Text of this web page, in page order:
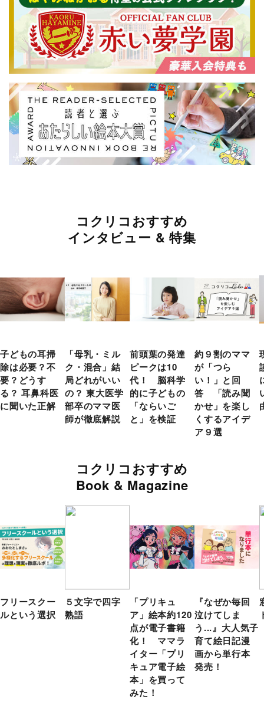
コクリコおすすめ
インタビュー & 特集
子どもの耳掃
除は必要？不
要？どうす
る？ 耳鼻科医
に聞いた正解
「母乳・ミル
ク・混合」結
局どれがいい
の？ 東大医学
部卒のママ医
師が徹底解説
前頭葉の発達
ピークは10
代！ 脳科学
的に子どもの
「ならいご
と」を検証
約９割のママ
が「つら
い！」と回
答 「読み聞
かせ」を楽し
くするアイデ
ア９選
コクリコおすすめ
Book & Magazine
フリースクー
ルという選択
５文字で四字
熟語
「プリキュ
ア」絵本約120
点が電子書籍
化！ ママラ
イター「プリ
キュア電子絵
本」を買って
みた！
『なぜか毎回
泣けてしま
う...』大人気子
育て絵日記漫
画から単行本
発売！